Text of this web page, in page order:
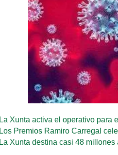
La Xunta activa el operativo para
Los Premios Ramiro Carregal
La Xunta destina casi 48